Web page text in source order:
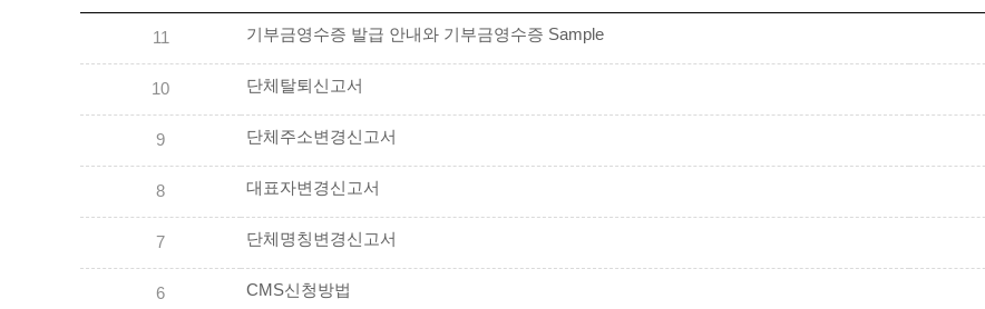
11 기부금영수증 발급 안내와 기부금영수증 Sample
10 단체탈퇴신고서
9 단체주소변경신고서
8 대표자변경신고서
7 단체명칭변경신고서
6 CMS신청방법